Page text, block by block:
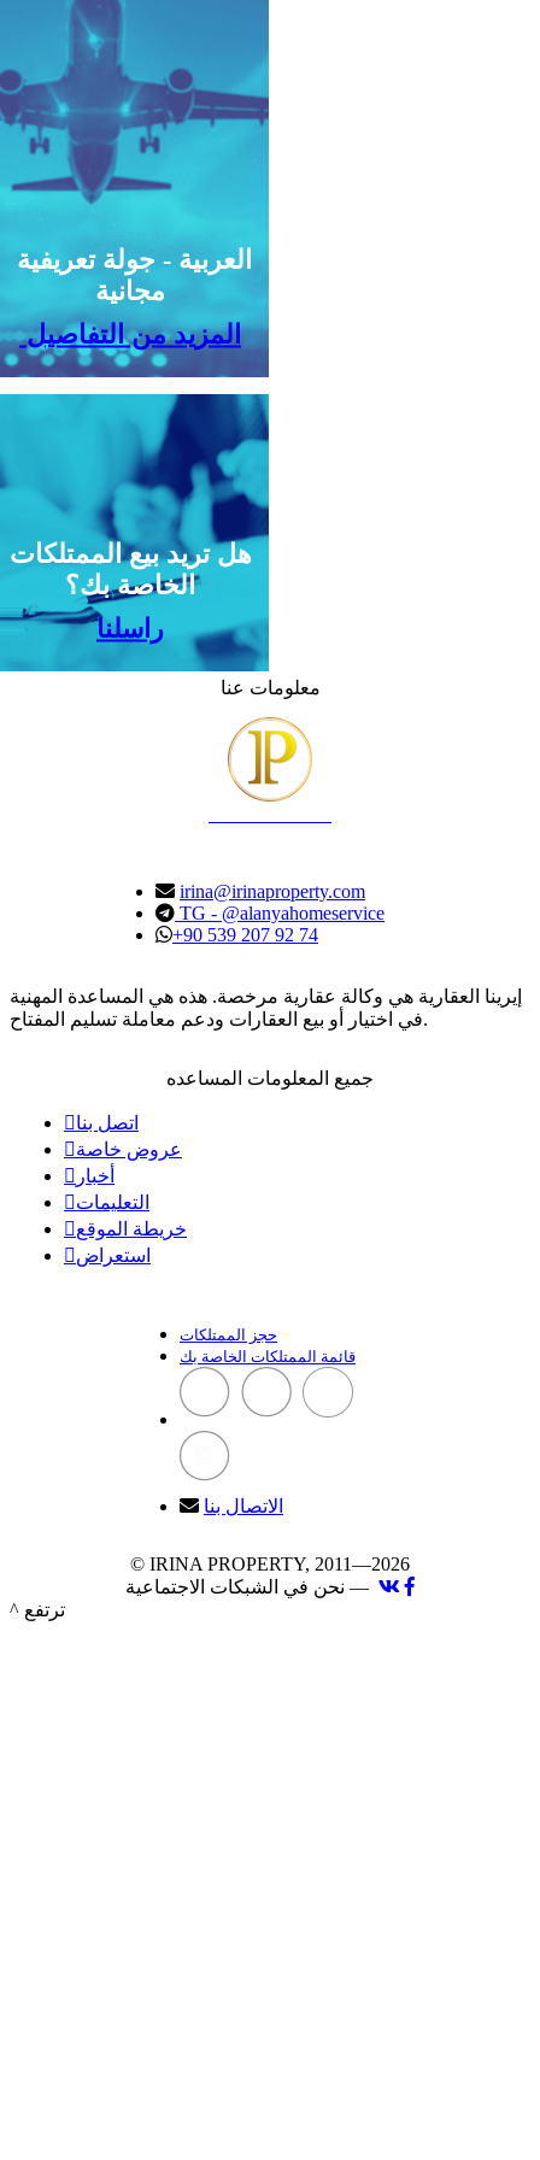
مجانية
المزيد من التفاصيل
هل تريد بيع الممتلكات
الخاصة بك؟
راسلنا
معلومات عنا
irina@irinaproperty.com
TG - @alanyahomeservice
+90 539 207 92 74
إيرينا العقارية هي وكالة عقارية مرخصة. هذه هي المساعدة المهنية
في اختيار أو بيع العقارات ودعم معاملة تسليم المفتاح.
جميع المعلومات المساعده
اتصل بنا
عروض خاصة
أخبار
التعليمات
خريطة الموقع
استعراض
حجز الممتلكات
قائمة الممتلكات الخاصة بك
الاتصال بنا
© IRINA PROPERTY, 2011—2026
نحن في الشبكات الاجتماعية —
^ ترتفع